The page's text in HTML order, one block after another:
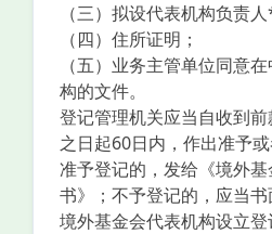
（三）拟设代表机构负
（四）住所证明；
（五）业务主管单位同
构的文件。
登记管理机关应当自收
之日起60日内，作出准予或
准予登记的，发给《境外
书》；不予登记的，应当书
境外基金会代表机构设立